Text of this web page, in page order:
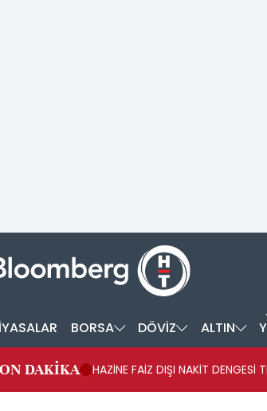
BORSA DÖVİZ ALTIN
DAKİKA HAZİNE FAİZ DIŞI NAKİT